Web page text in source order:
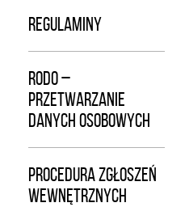
REGULAMINY
RODO –
PRZETWARZANIE
DANYCH OSOBOWYCH
PROCEDURA ZGŁOSZEŃ
WEWNĘTRZNYCH